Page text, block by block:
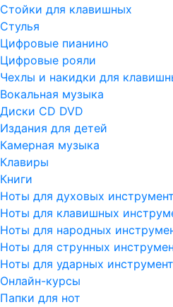
Стойки для клавишных
Стулья
Цифровые пианино
Цифровые рояли
Чехлы и накидки для
Вокальная музыка
Диски CD DVD
Издания для детей
Камерная музыка
Клавиры
Книги
Ноты для духовых
Ноты для клавишных
Ноты для народных
Ноты для струнных
Ноты для ударных
Онлайн-курсы
Папки для нот